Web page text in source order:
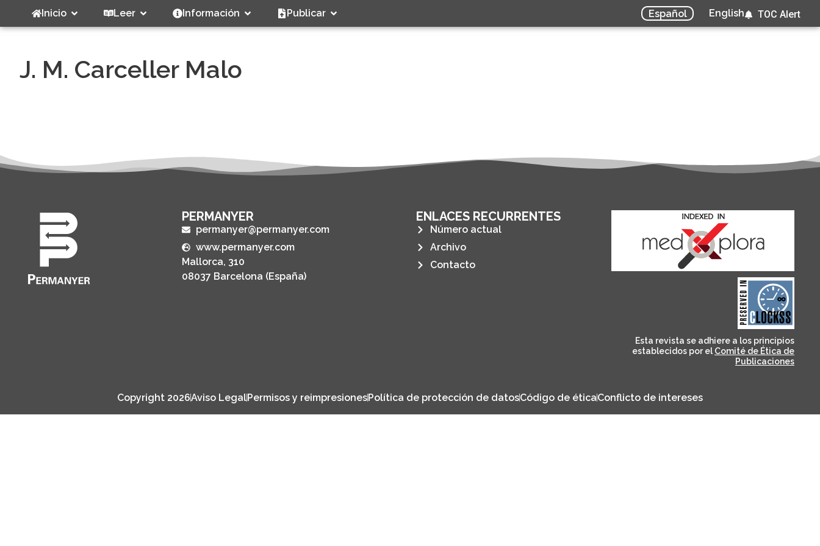
Inicio Leer Información Publicar Español English TOC Alert
J. M. Carceller Malo
PERMANYER
permanyer@permanyer.com
www.permanyer.com
Mallorca, 310
08037 Barcelona (España)
ENLACES RECURRENTES
Número actual
Archivo
Contacto
CLOCKSS is a dak archive
that ensures the long-
term survival of web-
based scholary
publications, governed by
and for its stakeholders.
Esta revista se adhiere a los principios
establecidos por el Comité de Ética de
Publicaciones
Copyright 2026Aviso LegalPermisos y reimpresionesPolítica de protección de datosCódigo de éticaConflicto de intereses